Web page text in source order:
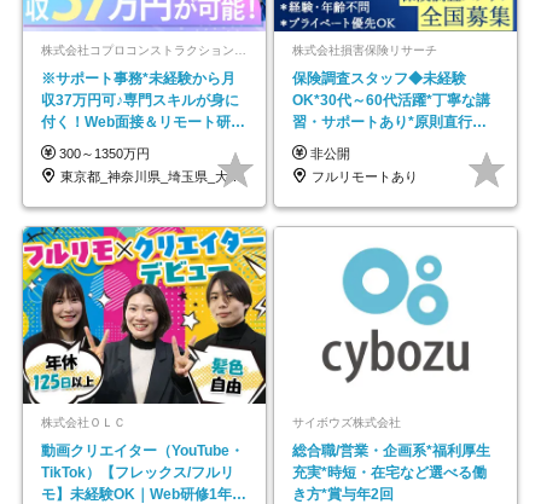
※サポート事務*未経験から月
収37万円可♪専門スキルが身に
付く！Web面接＆リモート研修
も充実♪/a
300～1350万円
東京都_神奈川県_埼玉県_大阪府_愛知県…
株式会社損害保険リサーチ
保険調査スタッフ◆未経験
OK*30代～60代活躍*丁寧な講
習・サポートあり*原則直行直
帰／全国募集・業務委託
非公開
フルリモートあり
株式会社ＯＬＣ
動画クリエイター（YouTube・
TikTok）【フレックス/フルリ
モ】未経験OK｜Web研修1年間
サイボウズ株式会社
総合職/営業・企画系*福利厚生
充実*時短・在宅など選べる働
き方*賞与年2回